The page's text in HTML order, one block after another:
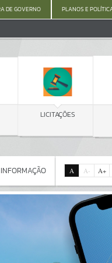
DE GOVERNO PLANOS E
LICITAÇÕES
A A- A+